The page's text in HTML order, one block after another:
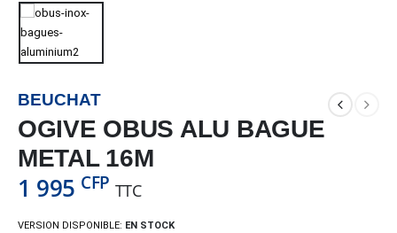
BEUCHAT
OGIVE OBUS ALU BAGUE
METAL 16M
1 995 CFP TTC
VERSION DISPONIBLE: EN STOCK